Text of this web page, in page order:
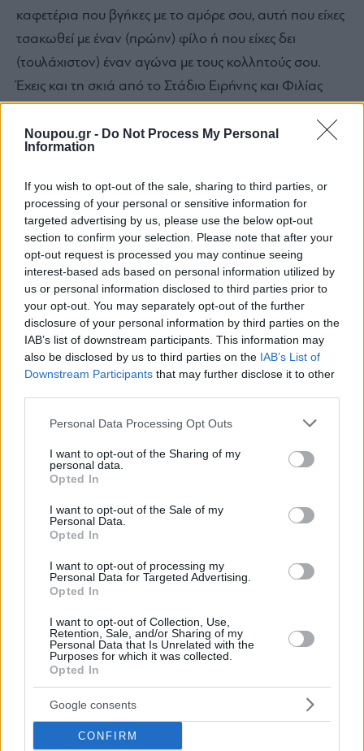
Noupou.gr - Do Not Process My Personal
Information
If you wish to opt-out of the sale, sharing to third parties, or
processing of your personal or sensitive information for
targeted advertising by us, please use the below opt-out
section to confirm your selection. Please note that after your
opt-out request is processed you may continue seeing
interest-based ads based on personal information utilized by
us or personal information disclosed to third parties prior to
your opt-out. You may separately opt-out of the further
disclosure of your personal information by third parties on the
IAB’s list of downstream participants. This information may
also be disclosed by us to third parties on the IAB’s List of
Downstream Participants that may further disclose it to other
Please note that this website/app uses one or more Google
not limited to your visit or usage behaviour. You may click to
grant or deny consent to Google and its third-party tags to
use your data for below specified purposes in below Google
consent section.
Personal Data Processing Opt Outs
I want to opt-out of the Sharing of my
personal data.
Opted In
I want to opt-out of the Sale of my
Personal Data.
Opted In
I want to opt-out of processing my
Personal Data for Targeted Advertising.
Opted In
I want to opt-out of Collection, Use,
Retention, Sale, and/or Sharing of my
Personal Data that Is Unrelated with the
Purposes for which it was collected.
Opted In
Google consents
CONFIRM
καφετέρια που βγήκες με το αμόρε σου, αυτή που είχες
τσακωθεί με έναν (πρώην) φίλο ή που είχες δει
(τουλάχιστον) έναν αγώνα με τους κολλητούς σου.
Έχεις και τη σκιά από το Στάδιο Ειρήνης και Φιλίας
Ολυμπιακός να μην είσαι, είναι «βαριά», όπως και να
δρόμο, που σε βγάζει στο Μικρολίμανο. Θα κάνεις εφ’
όλης της ύλης κουβέντα με τη φίλη σου που είχες να
δεις τρεις μήνες, θα φας βρώμικο από την καντίνα (ναι
αυτή με την Πάολα, υπομονή) και θα φύγεις 15 χρόνια
νεότερος.
Share this
Ποιος είναι ο καλύτερος
τρόπος να κρυώσεις το κρασί